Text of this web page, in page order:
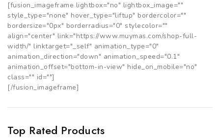
[fusion_imageframe lightbox="no" lightbox_image=""
style_type="none" hover_type="liftup" bordercolor=""
bordersize="0px" borderradius="0" stylecolor=""
align="center" link="https://www.muymas.com/shop-full-
width/" linktarget="_self" animation_type="0"
animation_direction="down" animation_speed="0.1"
animation_offset="bottom-in-view" hide_on_mobile="no"
class="" id=""]
[/fusion_imageframe]
Top Rated Products